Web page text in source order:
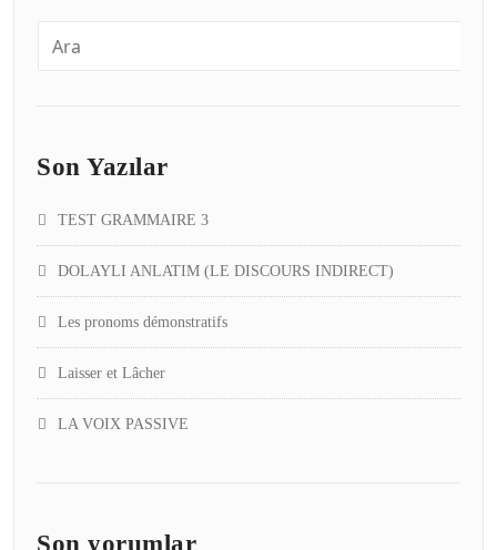
Son Yazılar
TEST GRAMMAIRE 3
DOLAYLI ANLATIM (LE DISCOURS INDIRECT)
Les pronoms démonstratifs
Laisser et Lâcher
LA VOIX PASSIVE
Son yorumlar